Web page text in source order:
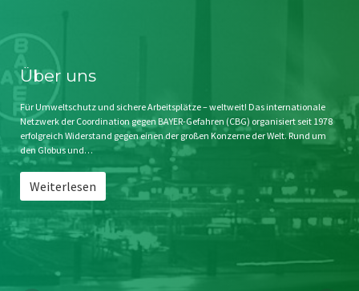
Kontakt
Impressum
Störfälle
Stichwort BAYER
Jahrestagung
SPENDEN
Über uns
Für Umweltschutz und sichere Arbeitsplätze – weltweit! Das internationale
Netzwerk der Coordination gegen BAYER-Gefahren (CBG) organisiert seit 1978
erfolgreich Widerstand gegen einen der großen Konzerne der Welt. Rund um
den Globus und…
Weiterlesen